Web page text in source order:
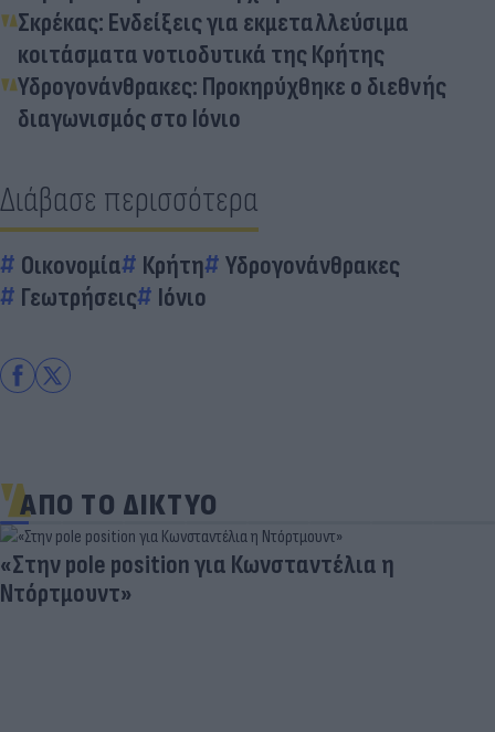
Σκρέκας: Ενδείξεις για εκμεταλλεύσιμα
κοιτάσματα νοτιοδυτικά της Κρήτης
Υδρογονάνθρακες: Προκηρύχθηκε ο διεθνής
διαγωνισμός στο Ιόνιο
Διάβασε περισσότερα
Οικονομία Κρήτη
Υδρογονάνθρακες
Γεωτρήσεις
Ιόνιο
ΑΠΟ ΤΟ ΔΙΚΤΥΟ
«Στην pole position για Κωνσταντέλια η
Ντόρτμουντ»